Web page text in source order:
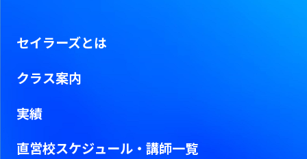
セイラーズとは
クラス案内
実績
直営校スケジュール・ 講師一覧